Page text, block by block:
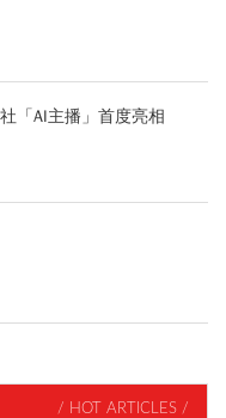
「AI主播」首度亮相
/ HOT ARTICLES /